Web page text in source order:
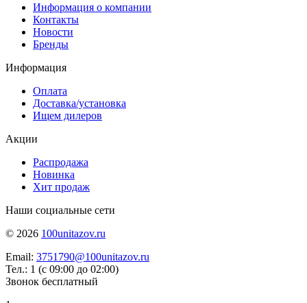
Информация о компании
Контакты
Новости
Бренды
Информация
Оплата
Доставка/установка
Ищем дилеров
Акции
Распродажа
Новинка
Хит продаж
Наши социальные сети
© 2026 100unitazov.ru
Email: 3751790@100unitazov.ru
Тел.: 1 (с 09:00 до 02:00)
Звонок бесплатный